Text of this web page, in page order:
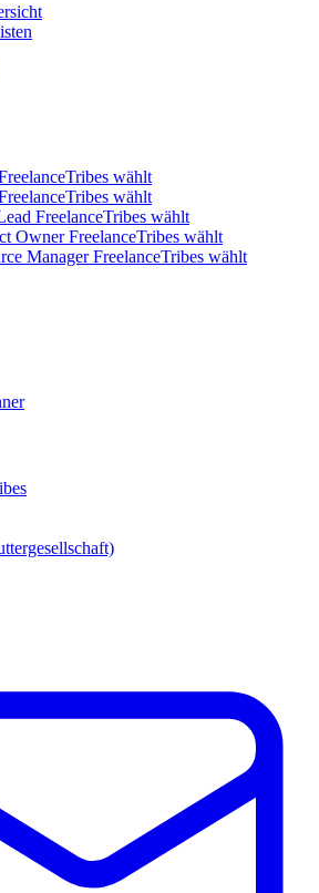
wählt
wählt
FreelanceTribes wählt
Owner FreelanceTribes wählt
Manager FreelanceTribes wählt